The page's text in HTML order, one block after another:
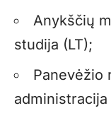
Anykščių
studija (LT);
Panevėžio